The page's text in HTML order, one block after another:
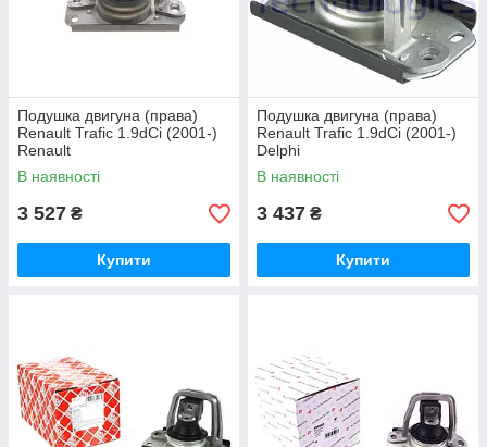
Подушка двигуна (права)
Renault Trafic 1.9dCi (2001-)
Renault
В наявності
3 527 ₴
Купити
Подушка двигуна (права)
Renault Trafic 1.9dCi (2001-)
Delphi
В наявності
3 437 ₴
Купити